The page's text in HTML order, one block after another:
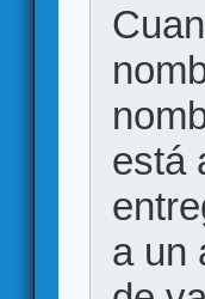
está
a un